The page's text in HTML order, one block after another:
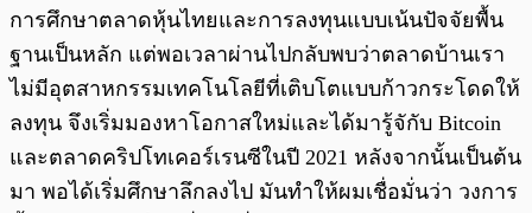
การศึกษาตลาดหุ้นไทยและการลงทุนแบบเน้นปัจจัยพื้น
ฐานเป็นหลัก แต่พอเวลาผ่านไปกลับพบว่าตลาดบ้านเรา
ไม่มีอุตสาหกรรมเทคโนโลยีที่เติบโตแบบก้าวกระโดดให้
ลงทุน จึงเริ่มมองหาโอกาสใหม่และได้มารู้จักับ Bitcoin
และตลาดคริปโทเคอร์เรนซีในปี 2021 หลังจากนั้นเป็นต้น
มา พอได้เริ่มศึกษาลึกลงไป มันทำให้ผมเชื่อมั่นว่า วงการ